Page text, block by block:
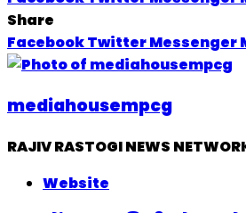
Share
FacebookTwitterMessenger
mediahousempcg
RAJIV RASTOGI NEWS
Website